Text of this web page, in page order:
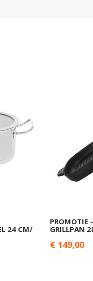
24 CM/
PROMOTIE
GRILLPAN
€ 149,00